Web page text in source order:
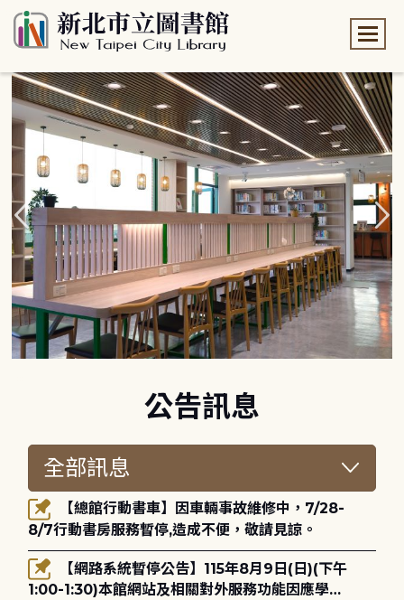
公告訊息
8/7行動書房服務暫停,造成不便，敬請見諒。
1:00-1:30)本館網站及相關對外服務功能因應學術